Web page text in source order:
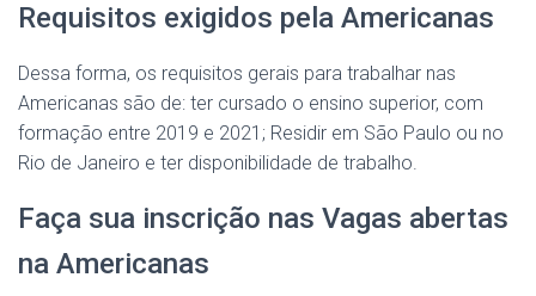
Requisitos exigidos pela Americanas
Dessa forma, os requisitos gerais para trabalhar nas
Americanas são de: ter cursado o ensino superior, com
formação entre 2019 e 2021; Residir em São Paulo ou no
Rio de Janeiro e ter disponibilidade de trabalho.
Faça sua inscrição nas Vagas abertas
na Americanas